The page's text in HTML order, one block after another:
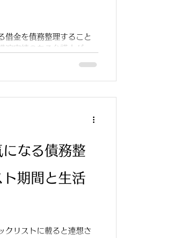
借金を債務整理すること
演実績のある弁護士が
なる債務整
期間と生活
クリストに載ると連想さ